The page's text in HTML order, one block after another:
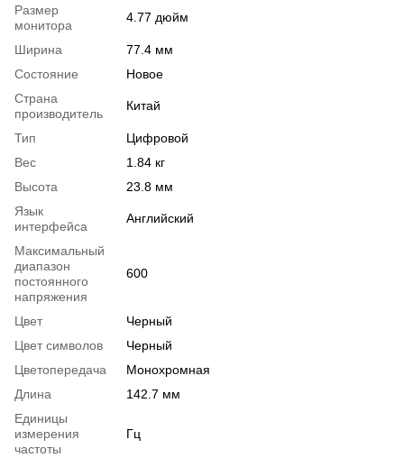
Размер
монитора
4.77 дюйм
Ширина
77.4 мм
Состояние
Новое
Страна
производитель
Китай
Тип
Цифровой
Вес
1.84 кг
Высота
23.8 мм
Язык
интерфейса
Английский
Максимальный
диапазон
постоянного
напряжения
600
Цвет
Черный
Цвет символов
Черный
Цветопередача
Монохромная
Длина
142.7 мм
Единицы
измерения
частоты
Гц